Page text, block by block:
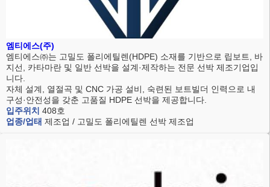
엠티에스(주)
엠티에스㈜는 고밀도 폴리에틸렌(HDPE) 소재를 기반으로 립보트, 바
지선, 카타마란 및 일반 선박을 설계·제작하는 전문 선박 제조기업입
니다.
자체 설계, 열절곡 및 CNC 가공 설비, 숙련된 보트빌더 인력으로 내
구성·안전성을 갖춘 고품질 HDPE 선박을 제공합니다.
입주위치 408호
업종/업태 제조업 / 고밀도 폴리에틸렌 선박 제조업